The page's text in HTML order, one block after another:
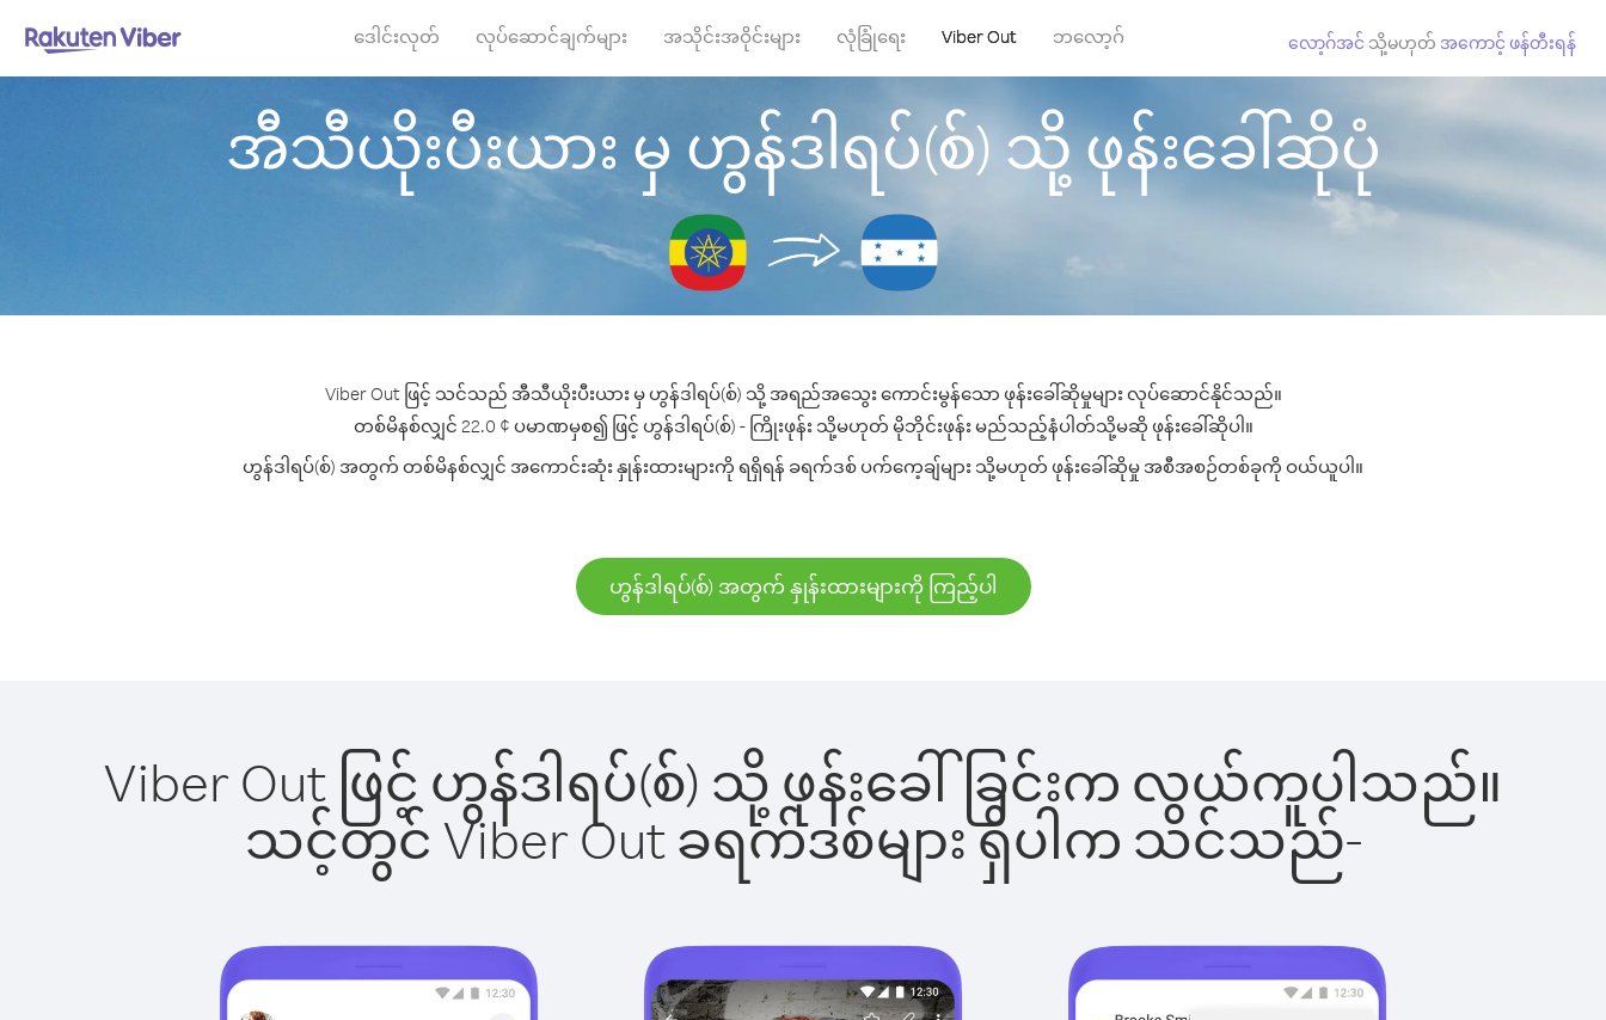
ဒေါင်းလုတ် လုပ်ဆောင်ချက်များ အသိုင်းအဝိုင်းများ လုံခြုံရေး Viber Out ဘလော့ဂ် လော့ဂ်အင် သို့မဟုတ် အကောင့် ဖန်တီးရန်
အီသီယိုးပီးယား မှ ဟွန်ဒါရပ်(စ်) သို့ ဖုန်းခေါ်ဆိုပုံ
Viber Out ဖြင့် သင်သည် အီသီယိုးပီးယား မှ ဟွန်ဒါရပ်(စ်) သို့ အရည်အသွေး ကောင်းမွန်သော ဖုန်းခေါ်ဆိုမှုများ လုပ်ဆောင်နိုင်သည်။
တစ်မိနစ်လျှင် 22.0 ¢ ပမာဏမှစ၍ ဖြင့် ဟွန်ဒါရပ်(စ်) - ကြိုးဖုန်း သို့မဟုတ် မိုဘိုင်းဖုန်း မည်သည့်နံပါတ်သို့မဆို ဖုန်းခေါ်ဆိုပါ။
ဟွန်ဒါရပ်(စ်) အတွက် တစ်မိနစ်လျှင် အကောင်းဆုံး နှုန်းထားများကို ရရှိရန် ခရက်ဒစ် ပက်ကေ့ချ်များ သို့မဟုတ် ဖုန်းခေါ်ဆိုမှု အစီအစဉ်တစ်ခုကို ဝယ်ယူပါ။
ဟွန်ဒါရပ်(စ်) အတွက် နှုန်းထားများကို ကြည့်ပါ
Viber Out ဖြင့် ဟွန်ဒါရပ်(စ်) သို့ ဖုန်းခေါ်ခြင်းက လွယ်ကူပါသည်။
သင့်တွင် Viber Out ခရက်ဒစ်များ ရှိပါက သင်သည်-